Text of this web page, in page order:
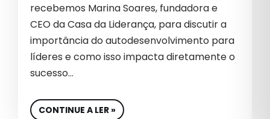
LIDERANÇA CORPORATIVA
LIDERANÇA ESTRATÉGICA
LIDERANÇA NO MERCADO
LÍDERES DE MARKETING E GROWTH
recebemos Marina Soares, fundadora e
CEO da Casa da Liderança, para discutir a
importância do autodesenvolvimento para
líderes e como isso impacta diretamente o
sucesso…
CONTINUE A LER »